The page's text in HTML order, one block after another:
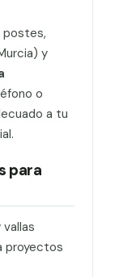
postes,
y
o
a tu
para
proyectos